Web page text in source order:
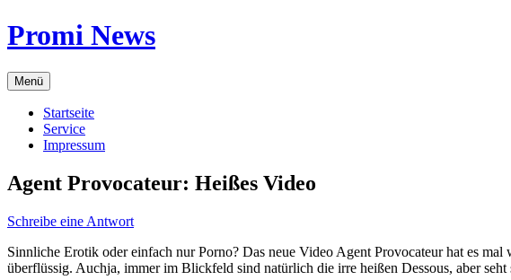
Zum
Inhalt
Promi News
Menü
Startseite
Service
Impressum
Agent Provocateur: Heißes Video
Schreibe eine Antwort
Sinnliche Erotik oder einfach nur Porno? Das neue Video Agent Provocateur hat es
überflüssig. Auchja, immer im Blickfeld sind natürlich die irre heißen Dessous, aber seht